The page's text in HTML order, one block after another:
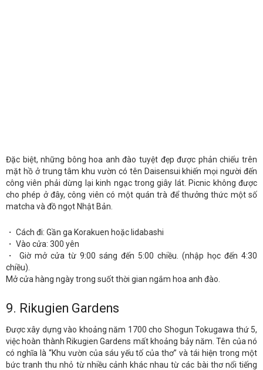
Đặc biệt, những bông hoa anh đào tuyệt đẹp được phản chiếu trên
mặt hồ ở trung tâm khu vườn có tên Daisensui khiến mọi người đến
công viên phải dừng lại kinh ngạc trong giây lát. Picnic không được
cho phép ở đây, công viên có một quán trà để thưởng thức một số
matcha và đồ ngọt Nhật Bản.
・ Cách đi: Gần ga Korakuen hoặc Iidabashi
・ Vào cửa: 300 yên
・ Giờ mở cửa từ 9:00 sáng đến 5:00 chiều. (nhập học đến 4:30
chiều).
Mở cửa hàng ngày trong suốt thời gian ngắm hoa anh đào.
9. Rikugien Gardens
Được xây dựng vào khoảng năm 1700 cho Shogun Tokugawa thứ 5,
việc hoàn thành Rikugien Gardens mất khoảng bảy năm. Tên của nó
có nghĩa là “Khu vườn của sáu yếu tố của thơ” và tái hiện trong một
bức tranh thu nhỏ từ nhiều cảnh khác nhau từ các bài thơ nổi tiếng